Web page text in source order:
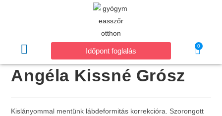
Időpont foglalás
0
Angéla Kissné Grósz
Kislányommal mentünk lábdeformitás korrekcióra. Szorongott